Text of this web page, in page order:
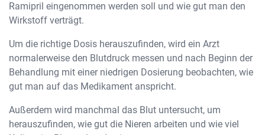
Ramipril eingenommen werden soll und wie gut man den
Wirkstoff verträgt.
Um die richtige Dosis herauszufinden, wird ein Arzt
normalerweise den Blutdruck messen und nach Beginn der
Behandlung mit einer niedrigen Dosierung beobachten, wie
gut man auf das Medikament anspricht.
Außerdem wird manchmal das Blut untersucht, um
herauszufinden, wie gut die Nieren arbeiten und wie viel